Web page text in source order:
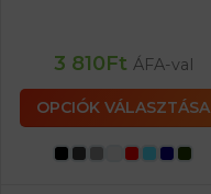
3 810Ft ÁFA-val
OPCIÓK VÁLASZTÁSA